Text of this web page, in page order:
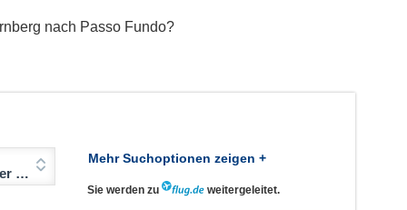
nach Passo Fundo?
Mehr Suchoptionen zeigen +
Sie werden zu weitergeleitet.